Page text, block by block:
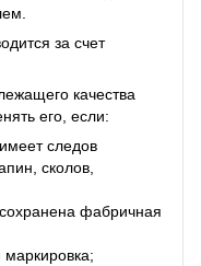
за счет
качества
его, если:
следов
сколов,
фабричная